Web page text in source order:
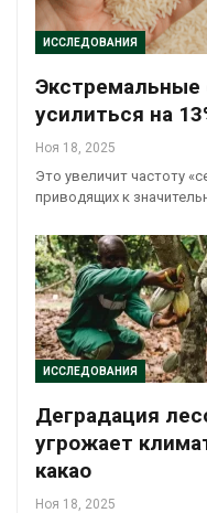
ИССЛЕДОВАНИЯ
Экстремальные
усилиться на
Ноя 18, 2025
Это увеличит частоту
приводящих к
ИССЛЕДОВАНИЯ
Деградация
угрожает
какао
Ноя 18, 2025